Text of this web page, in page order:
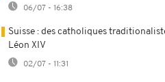
06/07 - 16:38
Suisse : des catholiques
Léon XIV
02/07 - 11:31